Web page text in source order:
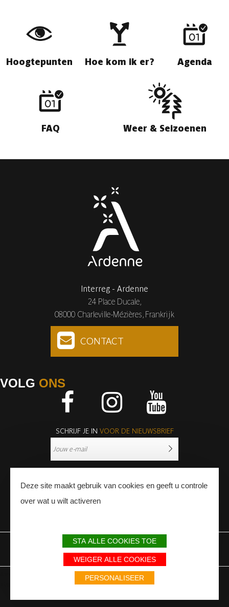
Hoogtepunten Hoe kom ik er? Agenda
FAQ Weer & Seizoenen
Interreg - Ardenne
24 Place Ducale,
08000 Charleville-Mézières, Frankrijk
CONTACT
VOLG ONS
SCHRIJF JE IN VOOR DE NIEUWSBRIEF
WETTELIJKE BEPALINGEN SITEMAP
Avec le soutien du Fonds Européen de développement régional / Met
steun van het Europese Fonds voor Regionale Ontwikkeling
Deze site maakt gebruik van cookies en geeft u controle
over wat u wilt activeren
STA ALLE COOKIES TOE
WEIGER ALLE COOKIES
PERSONALISEER